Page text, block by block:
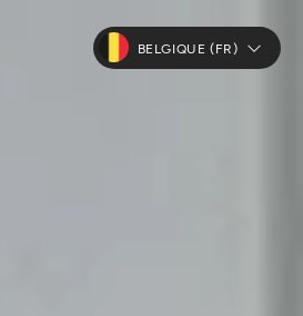
BELGIQUE (FR)